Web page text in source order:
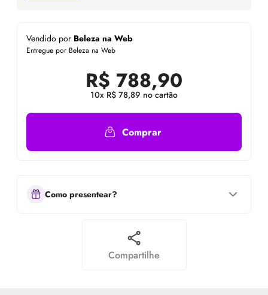
Vendido por Beleza na Web
Entregue por Beleza na Web
R$ 788,90
10x R$ 78,89 no cartão
Comprar
Como presentear?
Compartilhe